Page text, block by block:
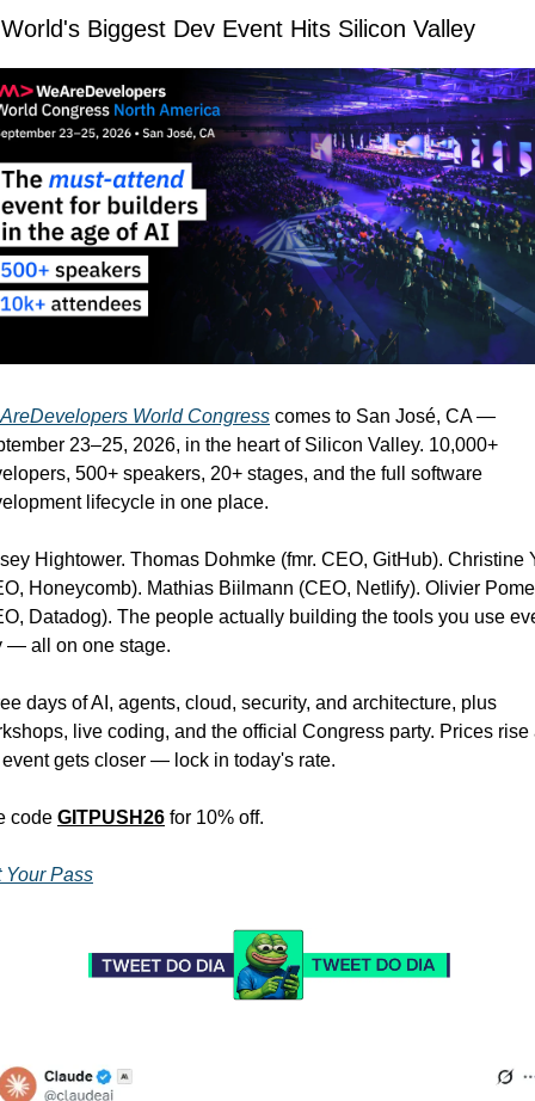
Biggest Dev Event Hits Silicon Valley
World Congress comes to San José, CA —
23–25, 2026, in the heart of Silicon Valley. 10,000+
500+ speakers, 20+ stages, and the full software
lifecycle in one place.
Hightower. Thomas Dohmke (fmr. CEO, GitHub). Christine
Honeycomb). Mathias Biilmann (CEO, Netlify). Olivier
Datadog). The people actually building the tools you use
— all on one stage.
days of AI, agents, cloud, security, and architecture, plus
live coding, and the official Congress party. Prices rise
gets closer — lock in today's rate.
code GITPUSH26 for 10% off.
Your Pass